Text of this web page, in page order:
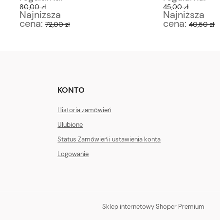
80,00 zł
Najniższa
cena: 72,00 zł
45,00 zł
Najniższa
cena: 40,50 zł
KONTO
Historia zamówień
Ulubione
Status Zamówień i ustawienia konta
Logowanie
Sklep internetowy Shoper Premium